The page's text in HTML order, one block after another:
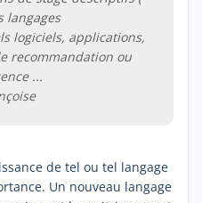
langages
logiciels, applications,
recommandation ou
...
de tel ou tel langage
Un nouveau langage